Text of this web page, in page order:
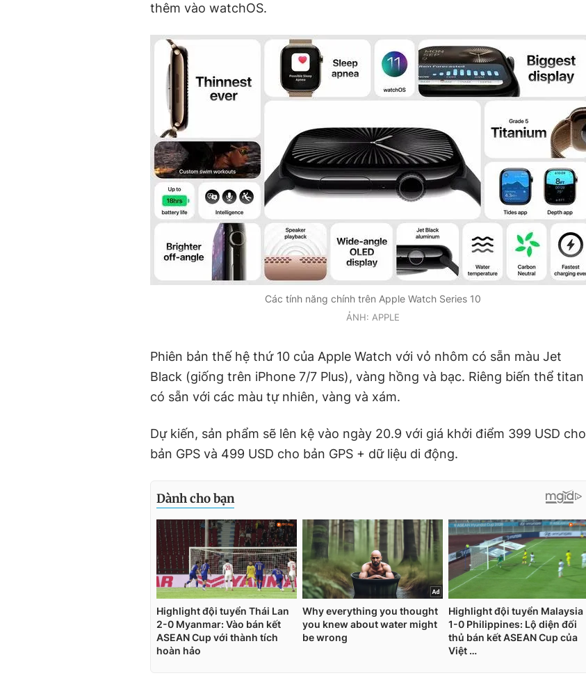
thêm vào watchOS.
Các tính năng chính trên Apple Watch Series 10
ẢNH: APPLE
Phiên bản thế hệ thứ 10 của Apple Watch với vỏ nhôm có sẵn màu Jet
Black (giống trên iPhone 7/7 Plus), vàng hồng và bạc. Riêng biến thể titan
có sẵn với các màu tự nhiên, vàng và xám.
Dự kiến, sản phẩm sẽ lên kệ vào ngày 20.9 với giá khởi điểm 399 USD cho
bản GPS và 499 USD cho bản GPS + dữ liệu di động.